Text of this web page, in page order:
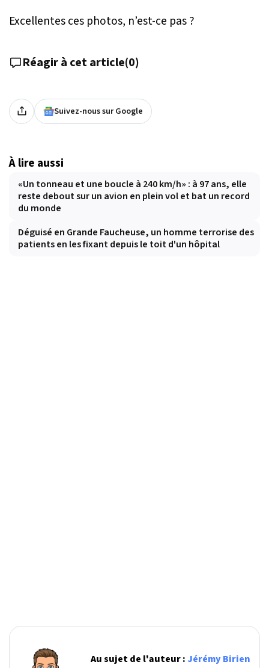
Excellentes ces photos, n’est-ce pas ?
Réagir à cet article(0)
Suivez-nous sur Google
À lire aussi
«Un tonneau et une boucle à 240 km/h» : à 97 ans, elle
reste debout sur un avion en plein vol et bat un record
du monde
Déguisé en Grande Faucheuse, un homme terrorise des
patients en les fixant depuis le toit d'un hôpital
Au sujet de l'auteur : Jérémy Birien